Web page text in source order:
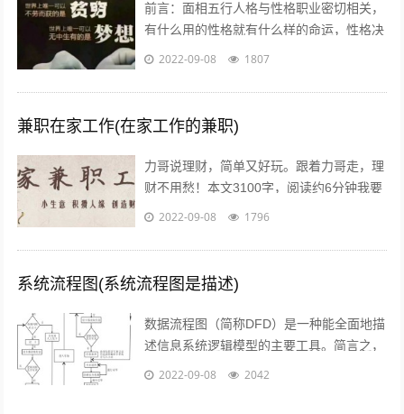
前言：面相五行人格与性格职业密切相关，
有什么用的性格就有什么样的命运，性格决
定命运。有些人需要白手起家获得财富，有
2022-09-08 1807
兼职在家工作(在家工作的兼职)
力哥说理财，简单又好玩。跟着力哥走，理
财不用愁！本文3100字，阅读约6分钟我要
介绍的赚钱工作就是兼职写稿赚稿费。主业
2022-09-08 1796
系统流程图(系统流程图是描述)
数据流程图（简称DFD）是一种能全面地描
述信息系统逻辑模型的主要工具。简言之，
就是以图形的方式来描述数据在系统流程中
2022-09-08 2042